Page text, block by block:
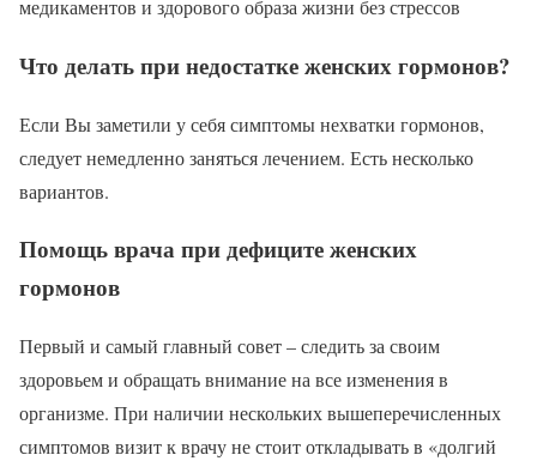
медикаментов и здорового образа жизни без стрессов
Что делать при недостатке женских гормонов?
Если Вы заметили у себя симптомы нехватки гормонов,
следует немедленно заняться лечением. Есть несколько
вариантов.
Помощь врача при дефиците женских
гормонов
Первый и самый главный совет – следить за своим
здоровьем и обращать внимание на все изменения в
организме. При наличии нескольких вышеперечисленных
симптомов визит к врачу не стоит откладывать в «долгий